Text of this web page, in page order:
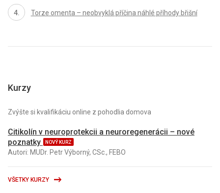
Torze omenta – neobvyklá příčina náhlé příhody břišní
Kurzy
Zvýšte si kvalifikáciu online z pohodlia domova
Citikolín v neuroprotekcii a neuroregenerácii – nové
poznatky
NOVÝ KURZ
Autori: MUDr. Petr Výborný, CSc., FEBO
VŠETKY KURZY